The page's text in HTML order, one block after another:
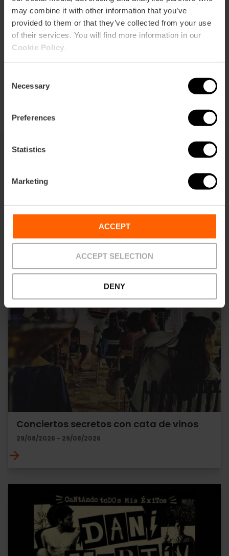
may combine it with other information that you’ve
provided to them or that they’ve collected from your use
of their services. You will find more information in our
Cookie Policy
Selection
Necessary
Preferences
Statistics
Marketing
ACCEPT
ACCEPT SELECTION
DENY
Cómo llegar
También te puede interesar
Conciertos secretos con cata de vinos
29/08/2026 - 29/08/2026